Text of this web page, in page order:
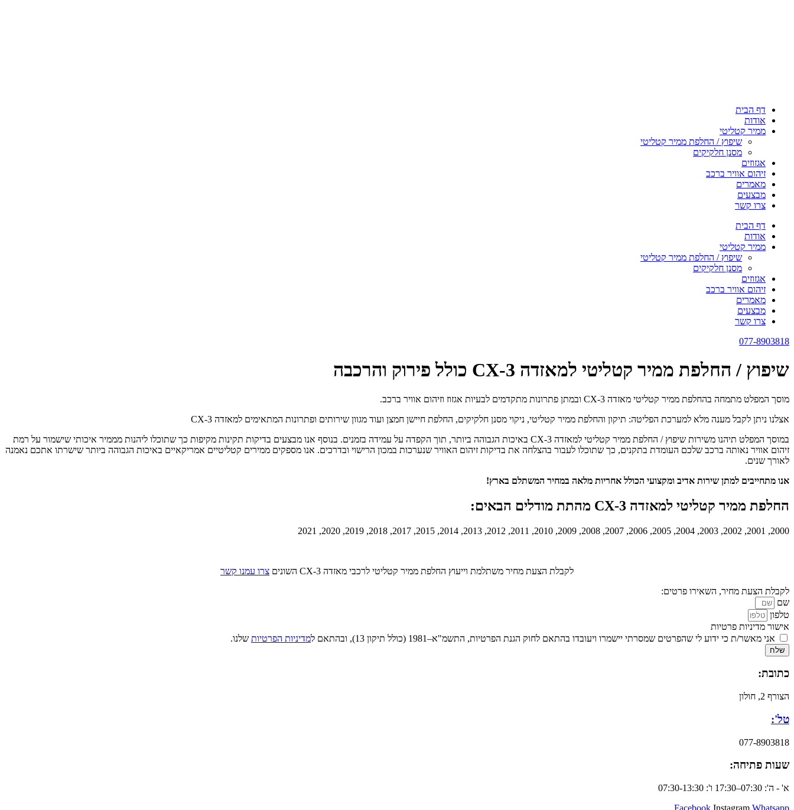
דף הבית
אודות
ממיר קטליטי
שיפוץ / החלפת ממיר קטליטי
מסנן חלקיקים
אגזוזים
זיהום אוויר ברכב
מאמרים
מבצעים
צרו קשר
דף הבית
אודות
ממיר קטליטי
שיפוץ / החלפת ממיר קטליטי
מסנן חלקיקים
אגזוזים
זיהום אוויר ברכב
מאמרים
מבצעים
צרו קשר
077-8903818
שיפוץ / החלפת ממיר קטליטי למאזדה CX-3 כולל פירוק והרכבה
מוסך המפלט מתמחה בהחלפת ממיר קטליטי מאזדה CX-3 ובמתן פתרונות מתקדמים לבעיות אגזוז וזיהום אוויר ברכב.
אצלנו ניתן לקבל מענה מלא למערכת הפליטה: תיקון והחלפת ממיר קטליטי, ניקוי מסנן חלקיקים, החלפת חיישן חמצן ועוד מגוון שירותים ופתרונות המתאימים למאזדה CX-3
במוסך המפלט תיהנו משירות שיפוץ / החלפת ממיר קטליטי למאזדה CX-3 באיכות הגבוהה ביותר, תוך הקפדה על עמידה בזמנים. בנוסף אנו מבצעים בדיקות תקינות מקיפות כך שתוכלו ליהנות מממיר איכותי שישמור על רמת
זיהום אוויר נאותה ברכב שלכם העומדת בתקנים, כך שתוכלו לעבור בהצלחה את בדיקות זיהום האוויר שנערכות במכון הרישוי ובדרכים. אנו מספקים ממירים קטליטיים אמריקאיים באיכות הגבוהה ביותר שישרתו אתכם נאמנה
לאורך שנים.
אנו מתחייבים למתן שירות אדיב ומקצועי הכולל אחריות מלאה במחיר המשתלם בארץ!
החלפת ממיר קטליטי למאזדה CX-3 מהתת מודלים הבאים:
2000, 2001, 2002, 2003, 2004, 2005, 2006, 2007, 2008, 2009, 2010, 2011, 2012, 2013, 2014, 2015, 2017, 2018, 2019, 2020, 2021
לקבלת הצעת מחיר משתלמת וייעוץ החלפת ממיר קטליטי לרכבי מאזדה CX-3 השונים
צרו עמנו קשר
לקבלת הצעת מחיר, השאירו פרטים:
שם
טלפון
אישור מדיניות פרטיות
אני מאשר/ת כי ידוע לי שהפרטים שמסרתי יישמרו ויעובדו בהתאם לחוק הגנת הפרטיות, התשמ"א–1981 (כולל תיקון 13), ובהתאם ל
מדיניות הפרטיות שלנו.
שלח
כתובת:
הצורף 2, חולון
טל':
077-8903818
שעות פתיחה:
א' - ה': 07:30–17:30 ו': 07:30-13:30
Facebook Instagram Whatsapp